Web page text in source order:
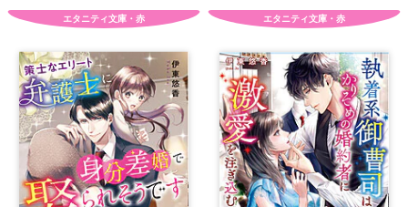
エタニティ文庫・赤 エタニティ文庫・赤